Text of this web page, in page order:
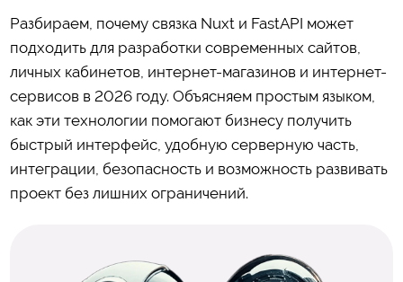
Разбираем, почему связка Nuxt и FastAPI может
подходить для разработки современных сайтов,
личных кабинетов, интернет-магазинов и интернет-
сервисов в 2026 году. Объясняем простым языком,
как эти технологии помогают бизнесу получить
быстрый интерфейс, удобную серверную часть,
интеграции, безопасность и возможность развивать
проект без лишних ограничений.